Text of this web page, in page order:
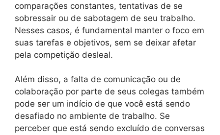
comparações constantes, tentativas de se
sobressair ou de sabotagem de seu trabalho.
Nesses casos, é fundamental manter o foco em
suas tarefas e objetivos, sem se deixar afetar
pela competição desleal.
Além disso, a falta de comunicação ou de
colaboração por parte de seus colegas também
pode ser um indício de que você está sendo
desafiado no ambiente de trabalho. Se
perceber que está sendo excluído de conversas